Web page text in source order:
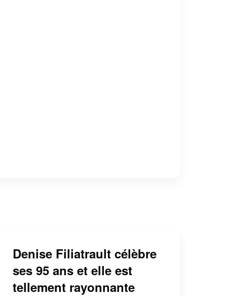
Denise Filiatrault célèbre
ses 95 ans et elle est
tellement rayonnante